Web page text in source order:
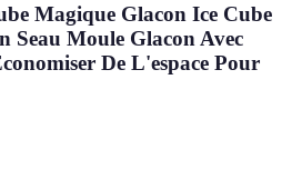
Magique Glacon Ice Cube
Seau Moule Glacon Avec
De L'espace Pour